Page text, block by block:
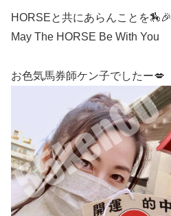
HORSEと共にあらんことを🏇🎉
May The HORSE Be With You
お色気馬券師ケン子でしたー💋